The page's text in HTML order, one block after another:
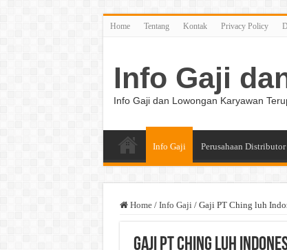
Home Tentang Kontak Privacy Policy
Info Gaji
Info Gaji dan Lowongan Karyawan
Info Gaji Perusahaan Distributor
Home / Info Gaji / Gaji PT Ching luh
Gaji PT Ching luh